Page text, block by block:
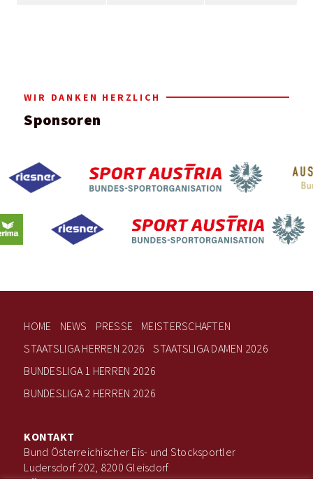
WIR DANKEN HERZLICH
Sponsoren
HOME NEWS PRESSE
MEISTERSCHAFTEN
STAATSLIGA HERREN 2026
STAATSLIGA DAMEN 2026
BUNDESLIGA 1 HERREN 2026
BUNDESLIGA 2 HERREN 2026
KONTAKT
Bund Österreichischer Eis- und Stocksportler
Ludersdorf 202, 8200 Gleisdorf